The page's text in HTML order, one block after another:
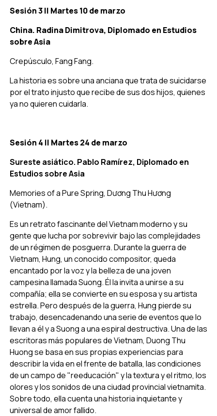
Sesión 3 || Martes 10 de marzo
China. Radina Dimitrova, Diplomado en Estudios
sobre Asia
Crepúsculo, Fang Fang.
La historia es sobre una anciana que trata de suicidarse
por el trato injusto que recibe de sus dos hijos, quienes
ya no quieren cuidarla.
Sesión 4 || Martes 24 de marzo
Sureste asiático. Pablo Ramírez, Diplomado en
Estudios sobre Asia
Memories of a Pure Spring, Dương Thu Hương
(Vietnam).
Es un retrato fascinante del Vietnam moderno y su
gente que lucha por sobrevivir bajo las complejidades
de un régimen de posguerra. Durante la guerra de
Vietnam, Hung, un conocido compositor, queda
encantado por la voz y la belleza de una joven
campesina llamada Suong. Él la invita a unirse a su
compañía; ella se convierte en su esposa y su artista
estrella. Pero después de la guerra, Hung pierde su
trabajo, desencadenando una serie de eventos que lo
llevan a él y a Suong a una espiral destructiva. Una de las
escritoras más populares de Vietnam, Duong Thu
Huong se basa en sus propias experiencias para
describir la vida en el frente de batalla, las condiciones
de un campo de "reeducación" y la textura y el ritmo, los
olores y los sonidos de una ciudad provincial vietnamita.
Sobre todo, ella cuenta una historia inquietante y
universal de amor fallido.